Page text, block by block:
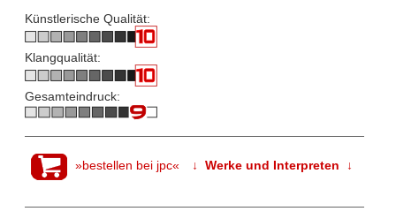
Künstlerische Qualität:
Klangqualität:
Gesamteindruck:
»bestellen bei jpc« ↓ Werke und Interpreten ↓